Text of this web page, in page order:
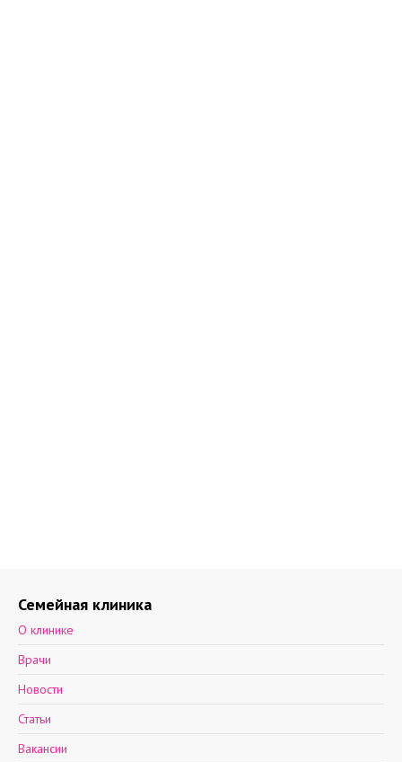
Семейная клиника
О клинике
Врачи
Новости
Статьи
Вакансии